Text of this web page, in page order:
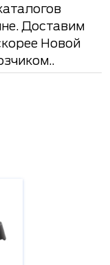
Доставим
Новой